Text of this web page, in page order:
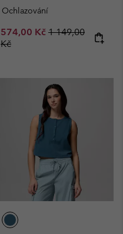
Ochlazování
Sale price:
574,00 Kč Regular price:
1 149,00
Kč